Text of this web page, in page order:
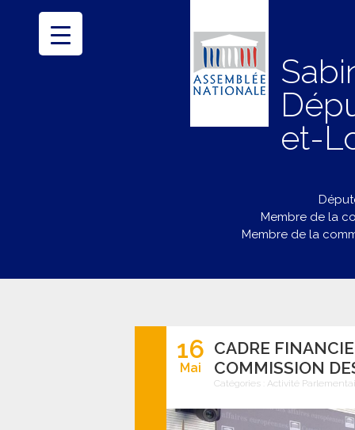
et-
Membre de la
Membre de la
16
Mai
CADRE
COMMISSION
Catégories : Activité